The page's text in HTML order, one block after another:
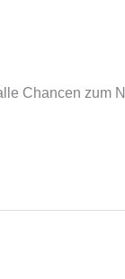
Chancen zum